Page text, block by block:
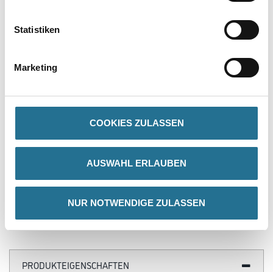
Statistiken
Marketing
COOKIES ZULASSEN
AUSWAHL ERLAUBEN
NUR NOTWENDIGE ZULASSEN
2,50mt Kernsockelleiste
flex life (5012)
2003-002204
Bitte einloggen, um Preise zu
sehen
PRODUKTEIGENSCHAFTEN